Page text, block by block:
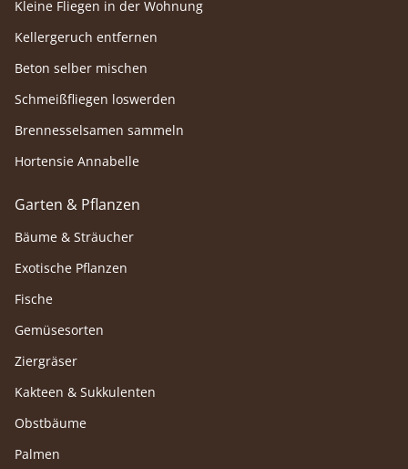
Kleine Fliegen in der Wohnung
Kellergeruch entfernen
Beton selber mischen
Schmeißfliegen loswerden
Brennesselsamen sammeln
Hortensie Annabelle
Garten & Pflanzen
Bäume & Sträucher
Exotische Pflanzen
Fische
Gemüsesorten
Ziergräser
Kakteen & Sukkulenten
Obstbäume
Palmen